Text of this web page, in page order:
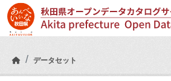
Skip to main content
データセット